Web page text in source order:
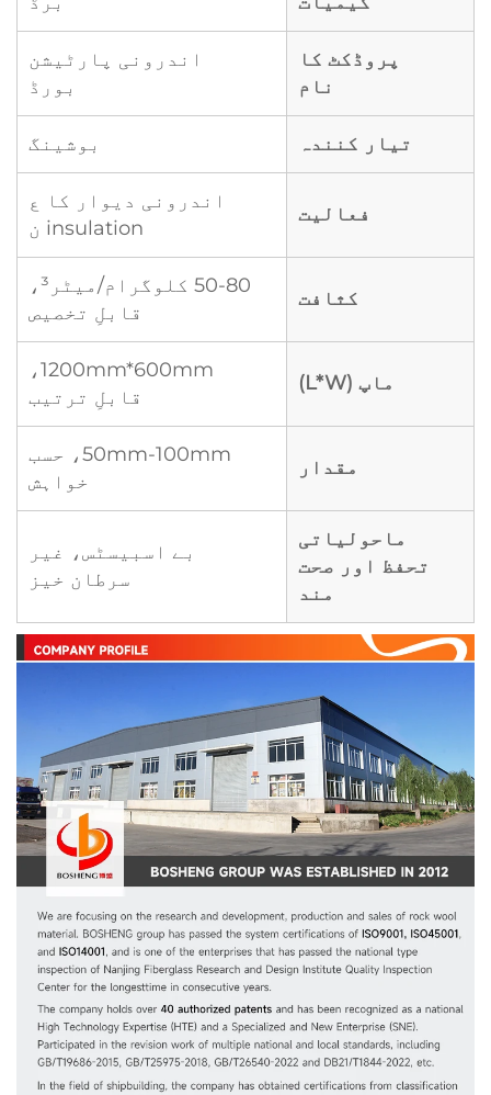
پروڈکٹ کا
نام
اندرونی پارٹیشن
بورڈ
تیار کنندہ بوشینگ
فعالیت
اندرونی دیوار کا ع
insulation ن
کثافت
50-80 کلوگرام/میٹر³،
قابلِ تخصیص
ماپ (L*W)
1200mm*600mm،
قابلِ ترتیب
مقدار
50mm-100mm، حسب
خواہش
ماحولیاتی
تحفظ اور صحت
مند
بے اسبیسٹس، غیر
سرطان خیز